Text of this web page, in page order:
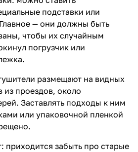
подставки или
— они должны быть
чтобы их случайным
погрузчик или
размещают на видных
из проездов, около
Заставлять подходы к ним
или упаковочной пленкой
приходится забыть про старые